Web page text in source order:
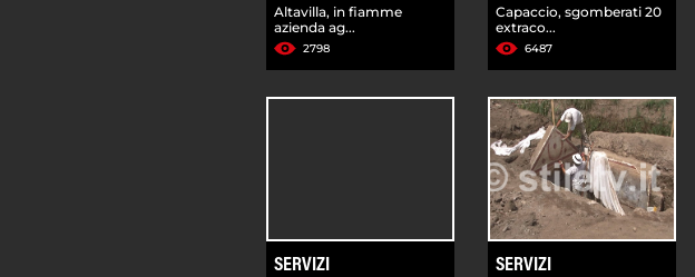
Altavilla, in fiamme
azienda ag...
2798
Capaccio, sgomberati 20
extraco...
6487
SERVIZI SERVIZI